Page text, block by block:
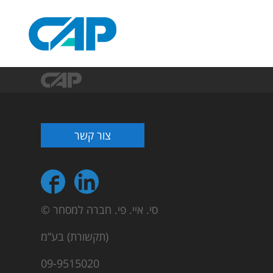
צור קשר
© סי. איי. פי. חברה למסחר
(תקשורת) בע”מ
09-9515020